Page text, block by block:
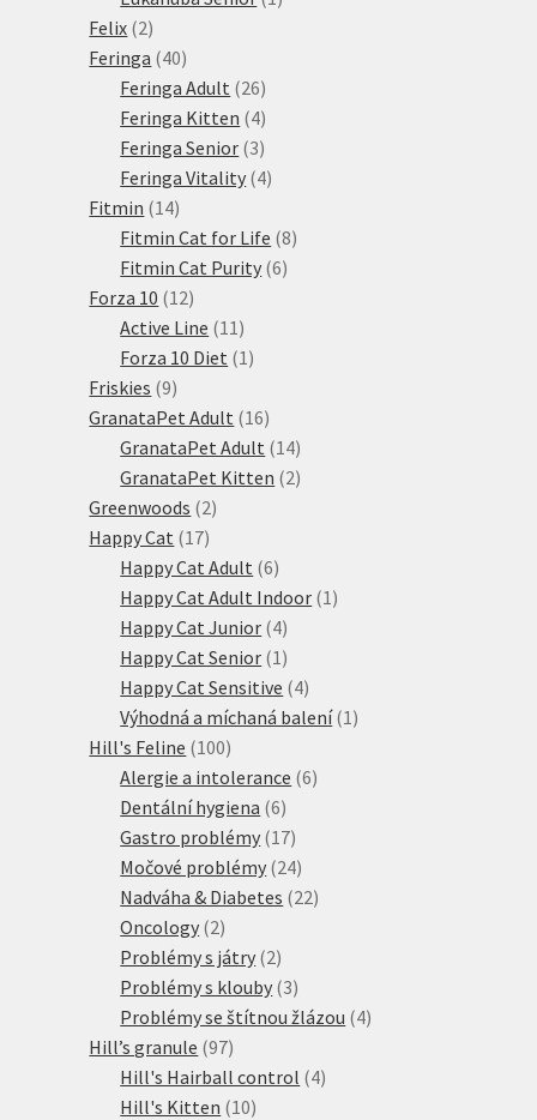
Felix 22
produkty
Feringa 4040
produktů
Feringa Adult 2626
produktů
Feringa Kitten 44
produkty
Feringa Senior 33
produkty
Feringa Vitality 44
Fitmin 1414
produktů
Fitmin Cat for Life 88
Fitmin Cat Purity 66
Forza 10 1212
produktů
Active Line 11 11
produktů
Forza 10 Diet 1 1
Friskies 99
produktů
GranataPet Adult 1616
produktů
GranataPet Adult 1414
produktů
GranataPet Kitten 22
Greenwoods 22
Happy Cat 1717
produktů
Happy Cat Adult 66
produktů
Happy Cat Adult Indoor 1 1
Happy Cat Junior 44
produkty
Happy Cat Senior 1 1
produkt
Happy Cat Sensitive 44
produkty
Výhodná a míchaná balení 1 1
Hill's Feline 100100
produktů
Alergie a intolerance 66
Dentální hygiena 66
produktů
Gastro problémy 1717
produktů
Močové problémy 2424
produktů
Nadváha & Diabetes 2222
Oncology 22
produkty
Problémy s játry 22
produkty
Problémy s klouby 33
produkty
Problémy se štítnou žlázou 44
Hill’s granule 9797
produktů
Hill's Hairball control 44
Hill's Kitten 1010